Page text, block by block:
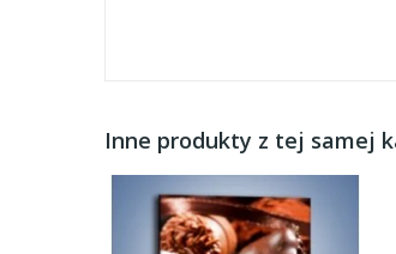
Inne produkty z tej samej